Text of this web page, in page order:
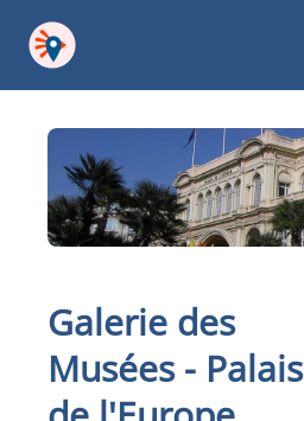
Galerie des
Musées - Palais